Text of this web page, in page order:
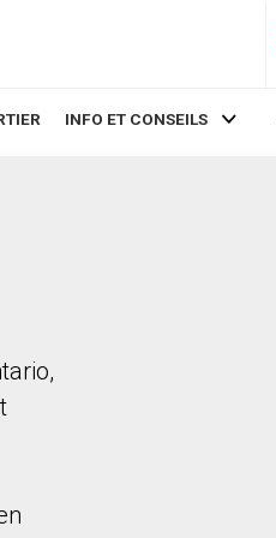
INFO ET CONSEILS